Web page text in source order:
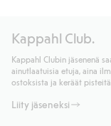
noutopisteeseen tai
kotiinkuljetuksella
Lue lisää
Lisätietoja Klarnan
Lue lisää
Kappahl Club.
Kappahl Clubin jäsenenä
ainutlaatuisia etuja, aina
ostoksista ja keräät
Liity jäseneksi